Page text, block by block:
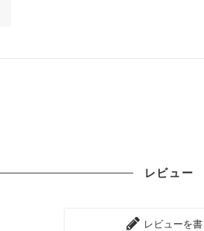
レビュー
レビューを書